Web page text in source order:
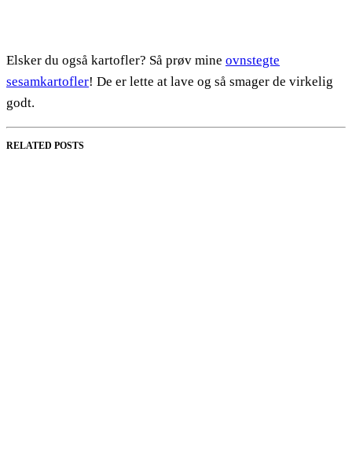
Elsker du også kartofler? Så prøv mine ovnstegte
sesamkartofler! De er lette at lave og så smager de virkelig
godt.
RELATED POSTS